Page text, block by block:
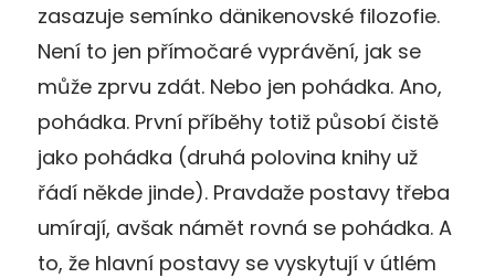
zasazuje semínko dänikenovské filozofie.
Není to jen přímočaré vyprávění, jak se
může zprvu zdát. Nebo jen pohádka. Ano,
pohádka. První příběhy totiž působí čistě
jako pohádka (druhá polovina knihy už
řádí někde jinde). Pravdaže postavy třeba
umírají, avšak námět rovná se pohádka. A
to, že hlavní postavy se vyskytují v útlém